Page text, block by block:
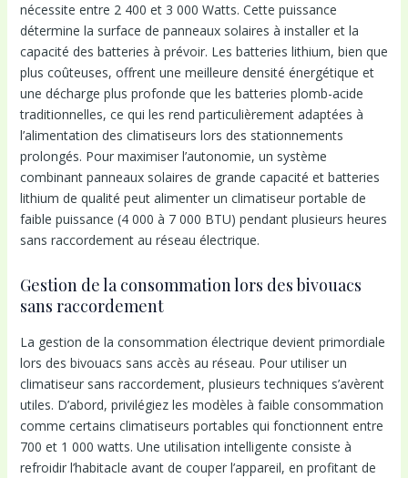
nécessite entre 2 400 et 3 000 Watts. Cette puissance
détermine la surface de panneaux solaires à installer et la
capacité des batteries à prévoir. Les batteries lithium, bien que
plus coûteuses, offrent une meilleure densité énergétique et
une décharge plus profonde que les batteries plomb-acide
traditionnelles, ce qui les rend particulièrement adaptées à
l’alimentation des climatiseurs lors des stationnements
prolongés. Pour maximiser l’autonomie, un système
combinant panneaux solaires de grande capacité et batteries
lithium de qualité peut alimenter un climatiseur portable de
faible puissance (4 000 à 7 000 BTU) pendant plusieurs heures
sans raccordement au réseau électrique.
Gestion de la consommation lors des bivouacs
sans raccordement
La gestion de la consommation électrique devient primordiale
lors des bivouacs sans accès au réseau. Pour utiliser un
climatiseur sans raccordement, plusieurs techniques s’avèrent
utiles. D’abord, privilégiez les modèles à faible consommation
comme certains climatiseurs portables qui fonctionnent entre
700 et 1 000 watts. Une utilisation intelligente consiste à
refroidir l’habitacle avant de couper l’appareil, en profitant de